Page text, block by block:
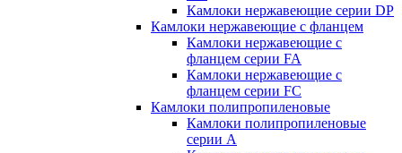
Камлоки нержавеющие серии DP
Камлоки нержавеющие с фланцем
Камлоки нержавеющие с
фланцем серии FA
Камлоки нержавеющие с
фланцем серии FC
Камлоки полипропиленовые
Камлоки полипропиленовые
серии А